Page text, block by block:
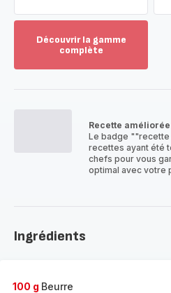
Découvrir la gamme
complète
Recette améliorée
Le badge
recettes ayant été
chefs pour vous
optimal avec votre
Ingrédients
100 g Beurre